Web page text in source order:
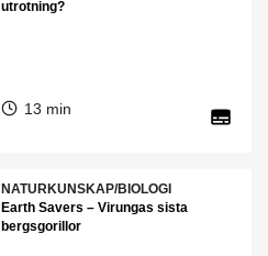
utrotning?
13 min
NATURKUNSKAP/BIOLOGI
Earth Savers – Virungas sista
bergsgorillor